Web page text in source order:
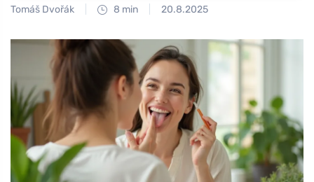
Tomáš Dvořák 8 min 20.8.2025